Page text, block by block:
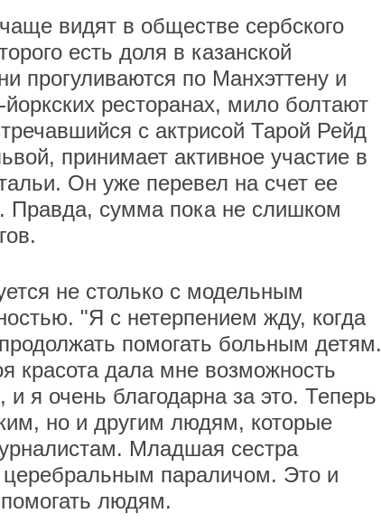
видят в обществе сербского
есть доля в казанской
прогуливаются по Манхэттену и
ресторанах, мило болтают
с актрисой Тарой Рейд
принимает активное участие в
Он уже перевел на счет ее
сумма пока не слишком
не столько с модельным
"Я с нетерпением жду, когда
помогать больным детям.
дала мне возможность
я очень благодарна за это. Теперь
но и другим людям, которые
Младшая сестра
параличом. Это и
людям.